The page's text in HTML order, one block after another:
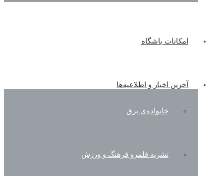
امکانات باشگاه
آخرین اخبار و اطلاعیه‌ها
خانواده‌ی برق
نشریه قلمرو فرهنگ و ورزش